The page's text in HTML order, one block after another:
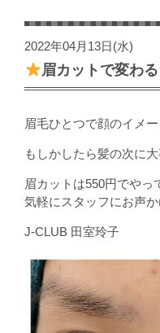
2022年04月13日(水)
眉カットで変わる
眉毛ひとつで顔のイメ
もしかしたら髪の次に
眉カットは550円でやっ
気軽にスタッフにお声
J-CLUB 田室玲子